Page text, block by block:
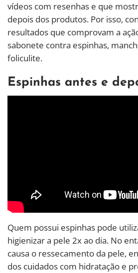
vídeos com resenhas e que
depois dos produtos. Por isso,
resultados que comprovam a
sabonete contra espinhas,
foliculite.
Espinhas antes e
Quem possui espinhas pode
higienizar a pele 2x ao dia. No
causa o ressecamento da pele,
dos cuidados com hidratação e